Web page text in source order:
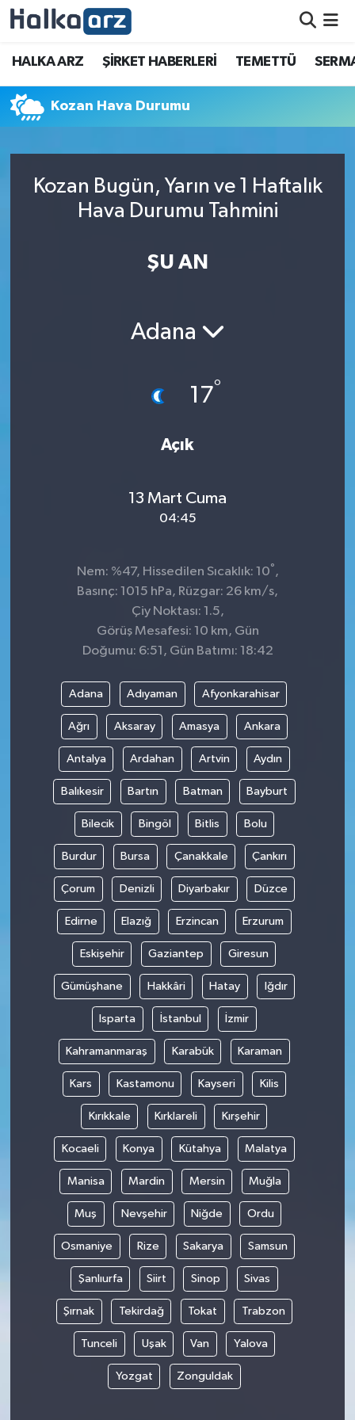
HALKA ARZ ŞİRKET HABERLERİ TEMETTÜ
Kozan Hava Durumu
Kozan Bugün, Yarın ve 1 Haftalık
Hava Durumu Tahmini
ŞU AN
Adana
17°
Açık
13 Mart Cuma
04:45
Nem: %47, Hissedilen Sıcaklık: 10°,
Basınç: 1015 hPa, Rüzgar: 26 km/s,
Çiy Noktası: 1.5,
Görüş Mesafesi: 10 km, Gün
Doğumu: 6:51, Gün Batımı: 18:42
Adana Adıyaman Afyonkarahisar
Ağrı Aksaray Amasya Ankara
Antalya Ardahan Artvin Aydın
Balıkesir Bartın Batman Bayburt
Bilecik Bingöl Bitlis Bolu
Burdur Bursa Çanakkale Çankırı
Çorum Denizli Diyarbakır Düzce
Edirne Elazığ Erzincan Erzurum
Eskişehir Gaziantep Giresun
Gümüşhane Hakkâri Hatay Iğdır
Isparta İstanbul İzmir
Kahramanmaraş Karabük Karaman
Kars Kastamonu Kayseri Kilis
Kırıkkale Kırklareli Kırşehir
Kocaeli Konya Kütahya Malatya
Manisa Mardin Mersin Muğla
Muş Nevşehir Niğde Ordu
Osmaniye Rize Sakarya Samsun
Şanlıurfa Siirt Sinop Sivas
Şırnak Tekirdağ Tokat Trabzon
Tunceli Uşak Van Yalova
Yozgat Zonguldak
HALKA ARZ
SERMAYE ARTIRIMI
TEMETTÜ
İletişim